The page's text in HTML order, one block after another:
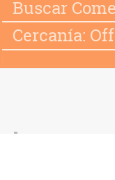
Cercanía: Off